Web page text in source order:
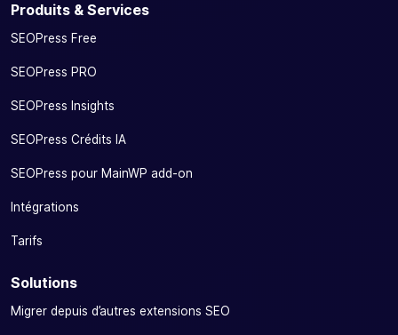
Produits & Services
SEOPress Free
SEOPress PRO
SEOPress Insights
SEOPress Crédits IA
SEOPress pour MainWP add-on
Intégrations
Tarifs
Solutions
Migrer depuis d’autres extensions SEO